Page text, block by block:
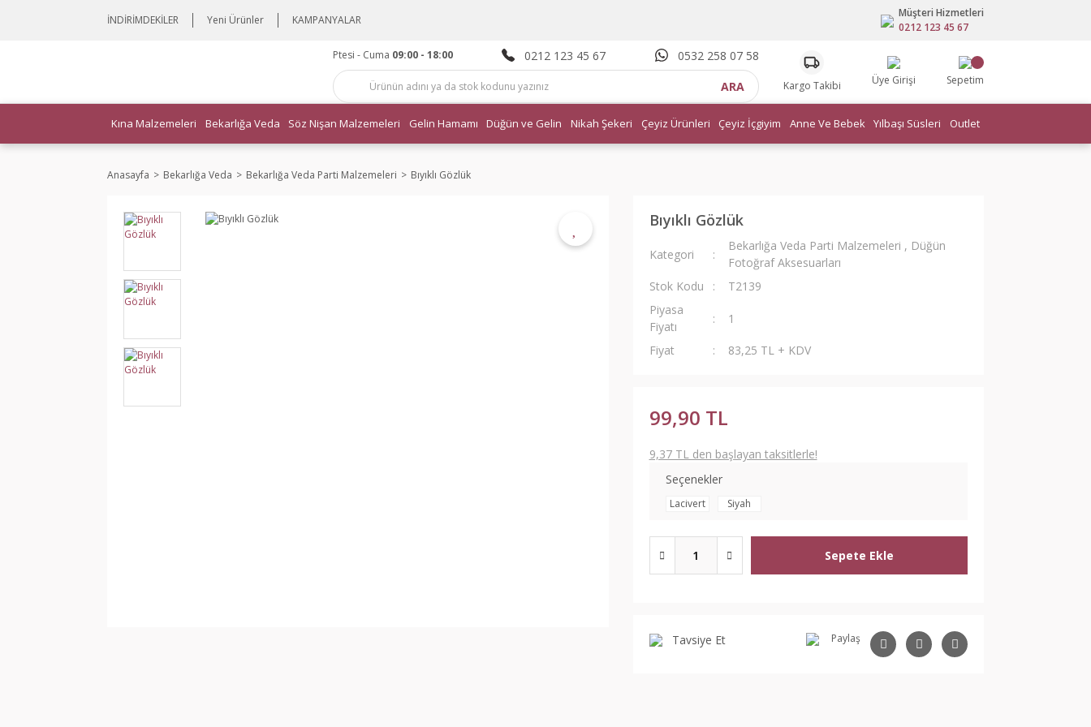
İNDİRİMDEKİLER Yeni Ürünler KAMPANYALAR
Müşteri Hizmetleri
0212 123 45 67
Ptesi - Cuma 09:00 - 18:00 0212 123 45 67 0532 258 07 58
ARA Kargo Takibi Üye Girişi Sepetim
Kına Malzemeleri Bekarlığa Veda Söz Nişan Malzemeleri Gelin Hamamı Düğün ve Gelin Nikah Şekeri Çeyiz Ürünleri Çeyiz İçgiyim Anne Ve Bebek Yılbaşı Süsleri Outlet
Anasayfa Bekarlığa Veda Bekarlığa Veda Parti Malzemeleri Bıyıklı Gözlük
Bıyıklı Gözlük
Kategori
Bekarlığa Veda Parti Malzemeleri , Düğün
Fotoğraf Aksesuarları
Stok Kodu
T2139
Piyasa
Fiyatı
1
Fiyat 83,25 TL + KDV
99,90 TL
9,37 TL den başlayan taksitlerle!
Seçenekler
Lacivert Siyah
Sepete Ekle
Tavsiye Et Paylaş